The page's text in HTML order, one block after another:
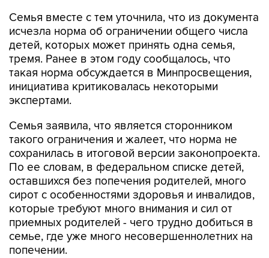
Семья вместе с тем уточнила, что из документа
исчезла норма об ограничении общего числа
детей, которых может принять одна семья,
тремя. Ранее в этом году сообщалось, что
такая норма обсуждается в Минпросвещения,
инициатива критиковалась некоторыми
экспертами.
Семья заявила, что является сторонником
такого ограничения и жалеет, что норма не
сохранилась в итоговой версии законопроекта.
По ее словам, в федеральном списке детей,
оставшихся без попечения родителей, много
сирот с особенностями здоровья и инвалидов,
которые требуют много внимания и сил от
приемных родителей - чего трудно добиться в
семье, где уже много несовершеннолетних на
попечении.